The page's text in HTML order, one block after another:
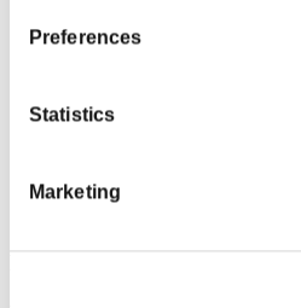
Preferences
Statistics
Marketing